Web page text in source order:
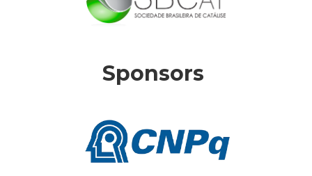
Sponsors